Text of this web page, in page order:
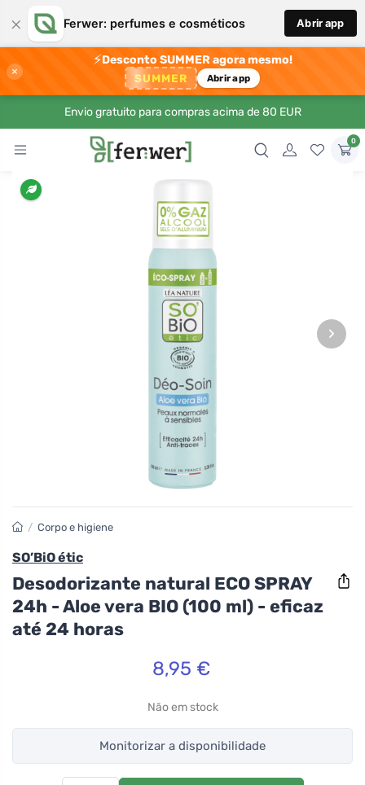
× Ferwer: perfumes e cosméticos Abrir app
×
⚡Desconto SUMMER agora mesmo!
SUMMER Abrir app
Envio gratuito para compras acima de 80 EUR
0
›
/ Corpo e higiene
SO’BiO étic
Desodorizante natural ECO SPRAY
24h - Aloe vera BIO (100 ml) - eficaz
até 24 horas
8,95 €
Não em stock
Monitorizar a disponibilidade